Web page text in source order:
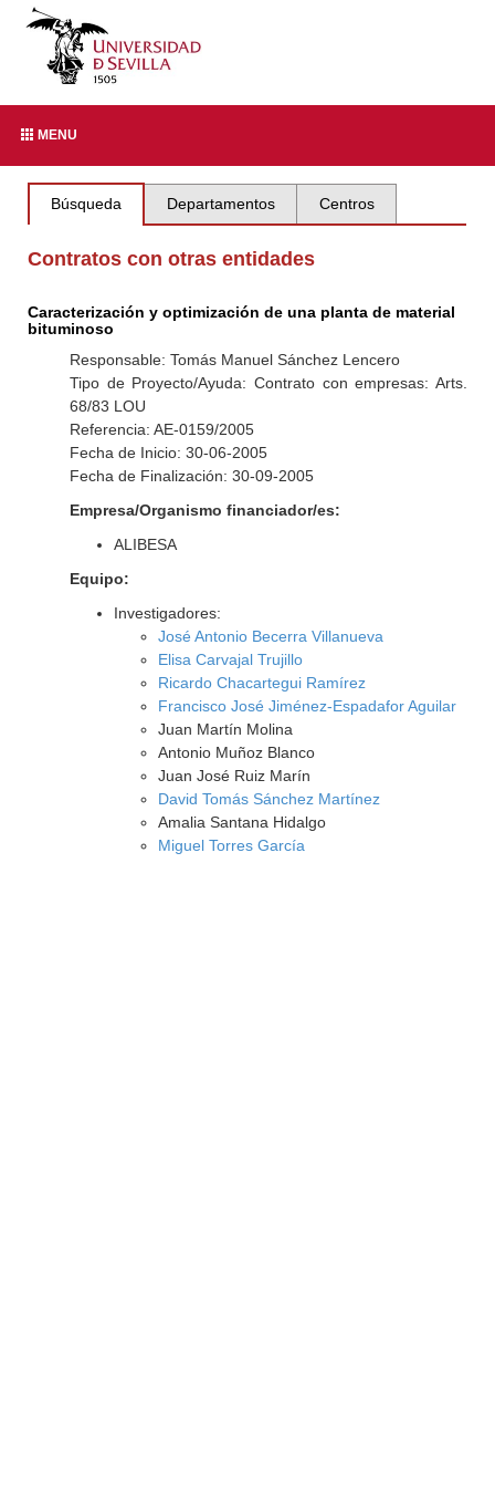
MENU
Búsqueda Departamentos Centros
Contratos con otras entidades
Caracterización y optimización de una planta de material
bituminoso
Responsable: Tomás Manuel Sánchez Lencero
Tipo de Proyecto/Ayuda: Contrato con empresas: Arts.
68/83 LOU
Referencia: AE-0159/2005
Fecha de Inicio: 30-06-2005
Fecha de Finalización: 30-09-2005
Empresa/Organismo financiador/es:
ALIBESA
Equipo:
Investigadores:
José Antonio Becerra Villanueva
Elisa Carvajal Trujillo
Ricardo Chacartegui Ramírez
Francisco José Jiménez-Espadafor Aguilar
Juan Martín Molina
Antonio Muñoz Blanco
Juan José Ruiz Marín
David Tomás Sánchez Martínez
Amalia Santana Hidalgo
Miguel Torres García